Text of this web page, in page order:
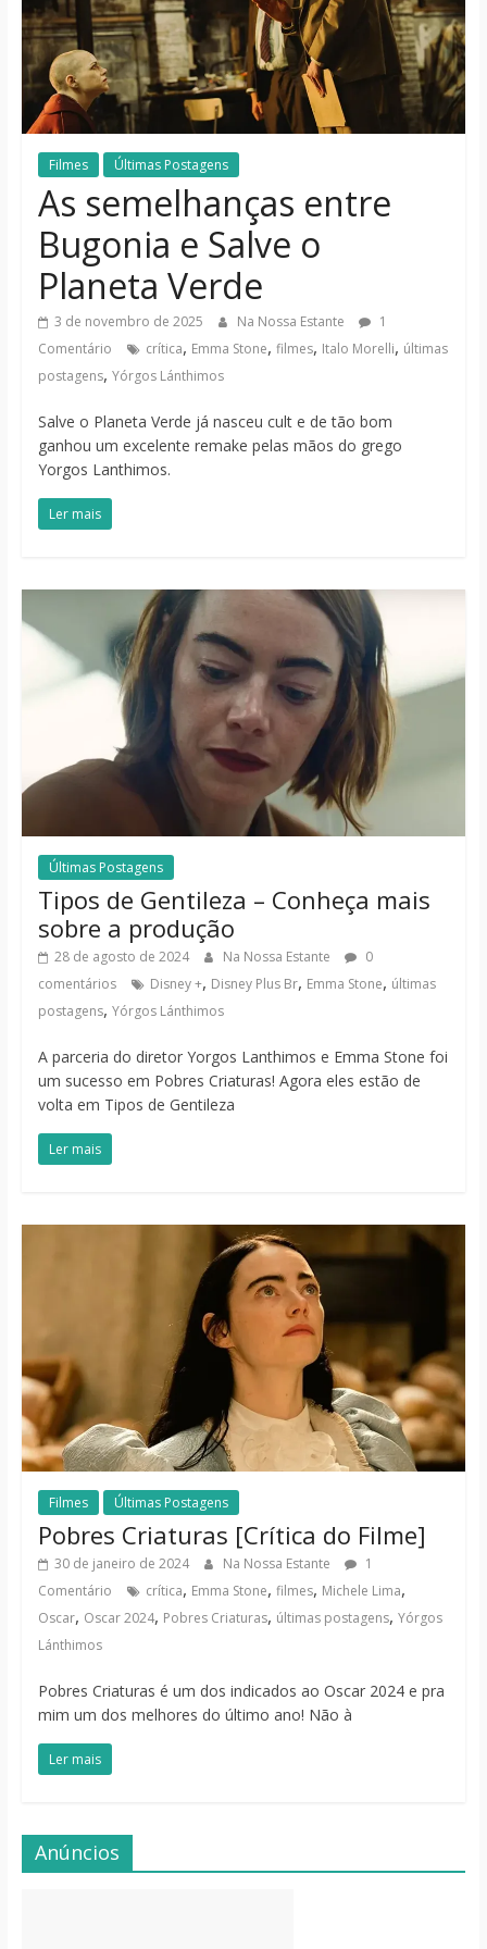
notícias
Filmes Últimas Postagens
As semelhanças entre
Bugonia e Salve o
Planeta Verde
3 de novembro de 2025 Na Nossa Estante
1
Comentário
crítica, Emma Stone, filmes, Italo Morelli, últimas
postagens, Yórgos Lánthimos
Salve o Planeta Verde já nasceu cult e de tão bom
ganhou um excelente remake pelas mãos do grego
Yorgos Lanthimos.
Ler mais
Últimas Postagens
Tipos de Gentileza – Conheça mais
sobre a produção
28 de agosto de 2024 Na Nossa Estante
0
comentários
Disney +, Disney Plus Br, Emma Stone, últimas
postagens, Yórgos Lánthimos
A parceria do diretor Yorgos Lanthimos e Emma Stone foi
um sucesso em Pobres Criaturas! Agora eles estão de
volta em Tipos de Gentileza
Ler mais
Filmes Últimas Postagens
Pobres Criaturas [Crítica do Filme]
30 de janeiro de 2024 Na Nossa Estante
1
Comentário
crítica, Emma Stone, filmes, Michele Lima,
Oscar, Oscar 2024, Pobres Criaturas, últimas postagens, Yórgos
Lánthimos
Pobres Criaturas é um dos indicados ao Oscar 2024 e pra
mim um dos melhores do último ano! Não à
Ler mais
Anúncios